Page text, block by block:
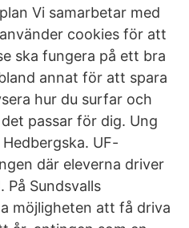
Vi samarbetar med
cookies för att
ska fungera på ett bra
annat för att spara
hur du surfar och
passar för dig. Ung
UF-
där eleverna driver
På Sundsvalls
möjligheten att få driva